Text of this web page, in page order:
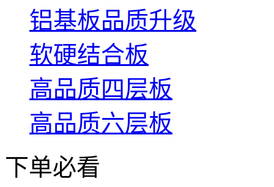
铝基板品质升级
软硬结合板
高品质四层板
高品质六层板
下单必看